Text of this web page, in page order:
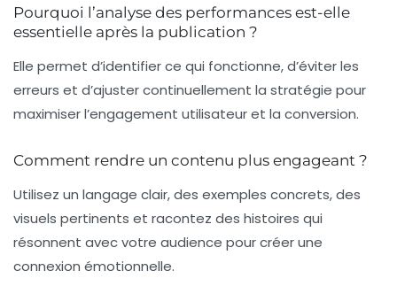
Pourquoi l’analyse des performances est-elle
essentielle après la publication ?
Elle permet d’identifier ce qui fonctionne, d’éviter les
erreurs et d’ajuster continuellement la stratégie pour
maximiser l’engagement utilisateur et la conversion.
Comment rendre un contenu plus engageant ?
Utilisez un langage clair, des exemples concrets, des
visuels pertinents et racontez des histoires qui
résonnent avec votre audience pour créer une
connexion émotionnelle.